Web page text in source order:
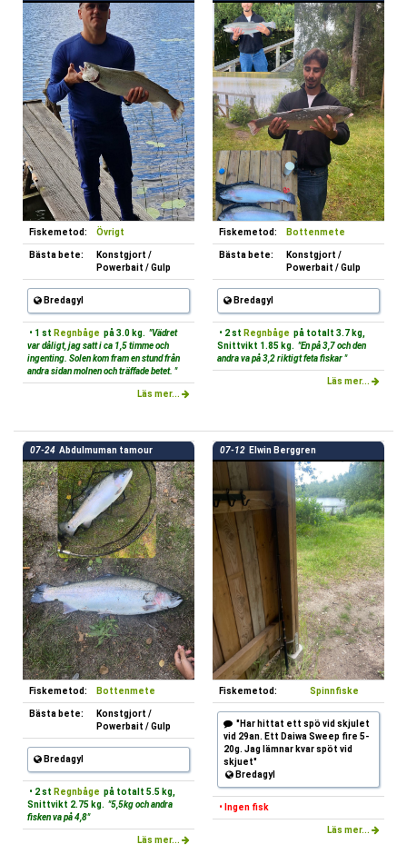
Fiskemetod: Övrigt
Bästa bete:
Konstgjort /
Powerbait / Gulp
Bredagyl
• 1 st Regnbåge på 3.0 kg. "Vädret
var dåligt, jag satt i ca 1,5 timme och
ingenting. Solen kom fram en stund från
andra sidan molnen och träffade betet. "
Läs mer...
Fiskemetod: Bottenmete
Bästa bete:
Konstgjort /
Powerbait / Gulp
Bredagyl
• 2 st Regnbåge på totalt 3.7 kg,
Snittvikt 1.85 kg. "En på 3,7 och den
andra va på 3,2 riktigt feta fiskar "
Läs mer...
07-24 Abdulmuman tamour
Fiskemetod: Bottenmete
Bästa bete:
Konstgjort /
Powerbait / Gulp
Bredagyl
• 2 st Regnbåge på totalt 5.5 kg,
Snittvikt 2.75 kg. "5,5kg och andra
fisken va på 4,8"
Läs mer...
07-12 Elwin Berggren
Fiskemetod: Spinnfiske
"Har hittat ett spö vid skjulet
vid 29an. Ett Daiwa Sweep fire 5-
20g. Jag lämnar kvar spöt vid
skjuet"
Bredagyl
• Ingen fisk
Läs mer...